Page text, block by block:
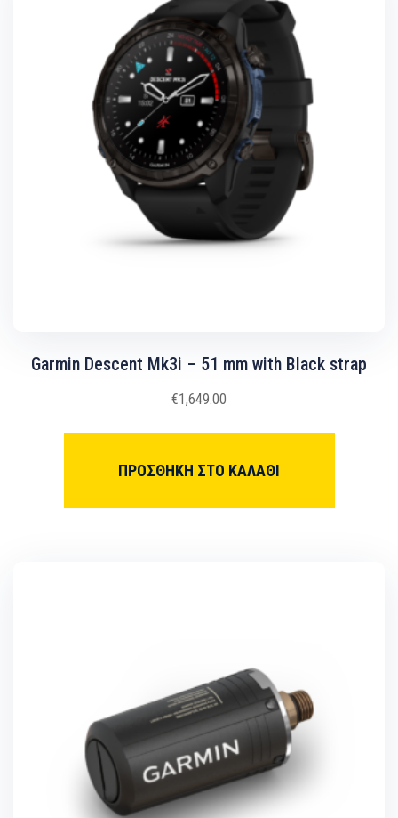
Garmin Descent Mk3i – 51 mm with Black strap
€1,649.00
ΠΡΟΣΘΉΚΗ ΣΤΟ ΚΑΛΆΘΙ